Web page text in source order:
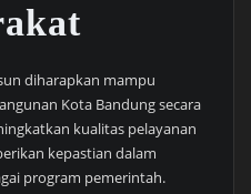
diharapkan mampu
Kota Bandung secara
kualitas pelayanan
kepastian dalam
program pemerintah.